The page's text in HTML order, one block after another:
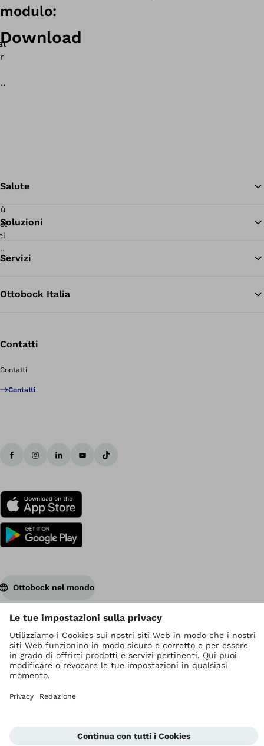
modulo:
Download
Salute
Soluzioni
Servizi
Ottobock Italia
Contatti
Contatti
Contatti
Ottobock nel mondo
I diritti d' autore sono di Ottobock
Impostazioni relative alla protezione dei dati
Privacy
Termini di servizio
Unità di segnalazione